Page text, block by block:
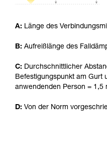
A: Länge des
B: Aufreißlänge des
C: Durchschnittlicher
Befestigungspunkt am Gurt
anwendenden Person = 1,5
D: Von der Norm